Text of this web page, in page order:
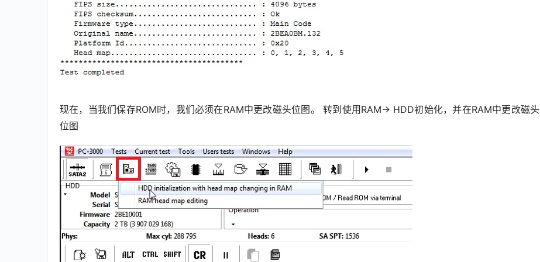
现在，当我们保存ROM时，我们必须在RAM中更改磁头位图。 转到使用RAM-> HDD初始化，并在RAM中更改磁头
位图